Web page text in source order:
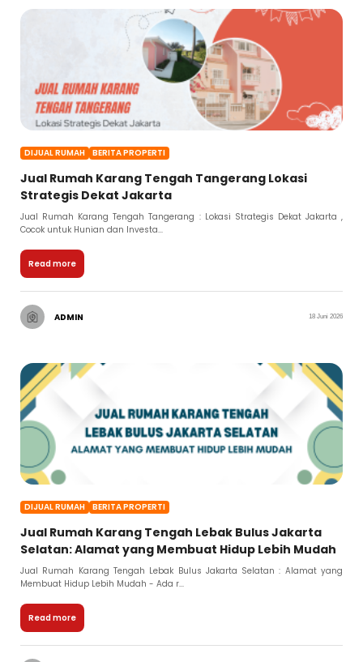
DIJUAL RUMAH BERITA PROPERTI
Jual Rumah Karang Tengah Tangerang Lokasi
Strategis Dekat Jakarta
Jual Rumah Karang Tengah Tangerang : Lokasi Strategis Dekat Jakarta ,
Cocok untuk Hunian dan Investa...
Read more
ADMIN 18 Juni 2026
DIJUAL RUMAH BERITA PROPERTI
Jual Rumah Karang Tengah Lebak Bulus Jakarta
Selatan: Alamat yang Membuat Hidup Lebih Mudah
Jual Rumah Karang Tengah Lebak Bulus Jakarta Selatan : Alamat yang
Membuat Hidup Lebih Mudah - Ada r...
Read more